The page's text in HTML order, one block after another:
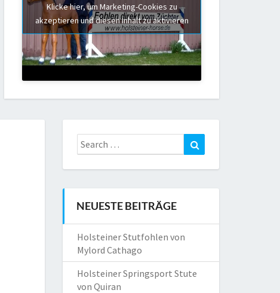
Klicke hier, um Marketing-Cookies zu
akzeptieren und diesen Inhalt zu aktivieren
Search
for:
NEUESTE BEITRÄGE
Holsteiner Stutfohlen von
Mylord Cathago
Holsteiner Springsport Stute
von Quiran